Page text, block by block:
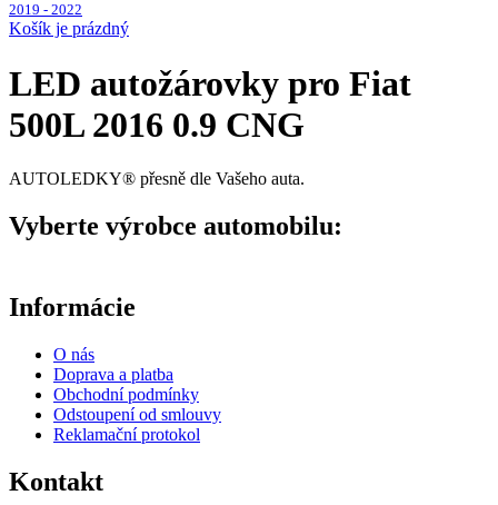
2019 - 2022
Košík je prázdný
LED autožárovky pro Fiat
500L 2016 0.9 CNG
AUTOLEDKY® přesně dle Vašeho auta.
Vyberte výrobce automobilu:
Informácie
O nás
Doprava a platba
Obchodní podmínky
Odstoupení od smlouvy
Reklamační protokol
Kontakt